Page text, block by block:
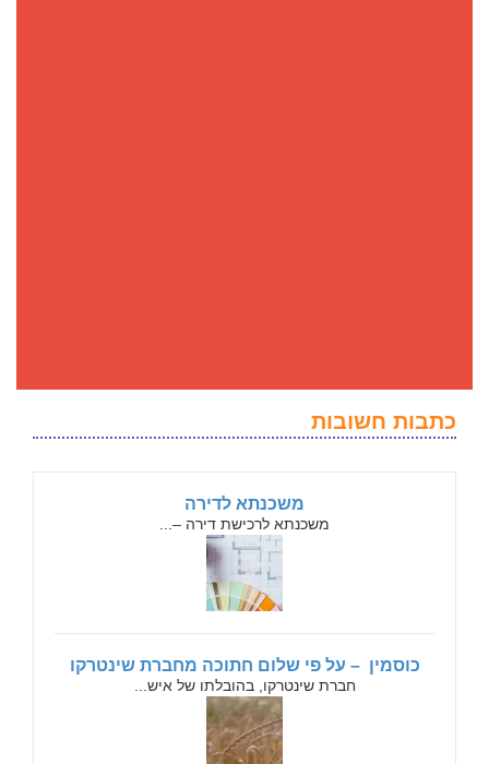
כתבות חשובות
משכנתא לדירה
משכנתא לרכישת דירה –...
כוסמין – על פי שלום חתוכה מחברת שינטרקו
חברת שינטרקו, בהובלתו של איש...